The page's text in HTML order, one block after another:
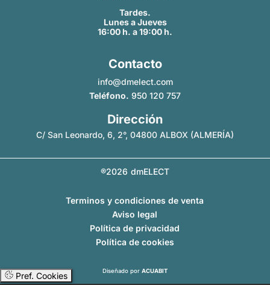
Tardes.
Lunes a Jueves
16:00 h. a 19:00 h.
Contacto
info@dmelect.com
Teléfono. 950 120 757
Dirección
C/ San Leonardo, 6, 2°, 04800 ALBOX (ALMERÍA)
®2026 dmELECT
Terminos y condiciones de venta
Aviso legal
Política de privacidad
Política de cookies
Pref. Cookies Diseñado por ACUABIT